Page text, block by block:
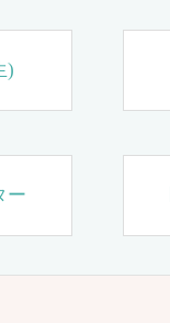
)
ー